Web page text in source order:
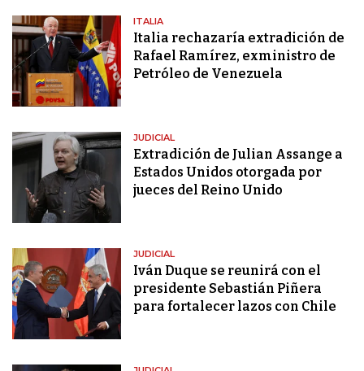
ITALIA
Italia rechazaría extradición de
Rafael Ramírez, exministro de
Petróleo de Venezuela
JUDICIAL
Extradición de Julian Assange a
Estados Unidos otorgada por
jueces del Reino Unido
JUDICIAL
Iván Duque se reunirá con el
presidente Sebastián Piñera
para fortalecer lazos con Chile